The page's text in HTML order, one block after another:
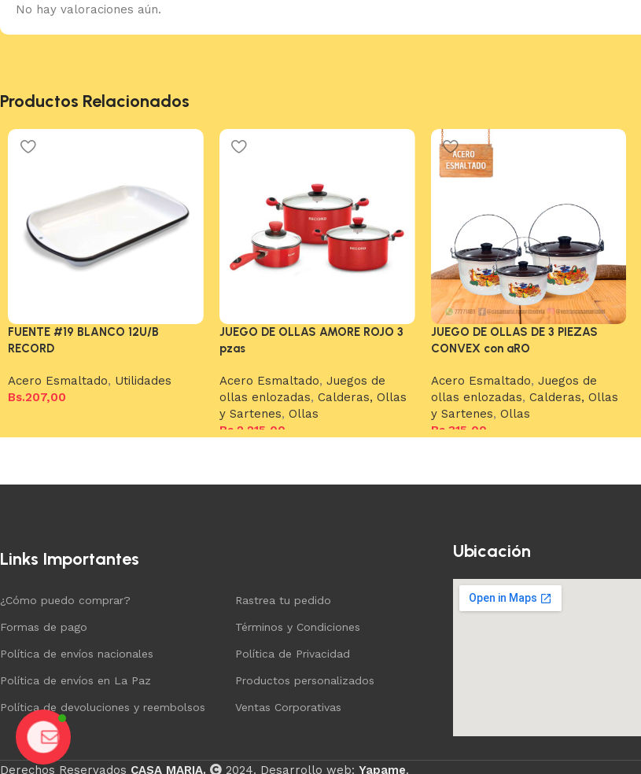
No hay valoraciones aún.
Productos Relacionados
FUENTE #19 BLANCO 12U/B
RECORD
Acero Esmaltado, Utilidades
Bs.207,00
JUEGO DE OLLAS AMORE ROJO 3
pzas
Acero Esmaltado, Juegos de
ollas enlozadas, Calderas, Ollas
y Sartenes, Ollas
Bs. 2.215,00
JUEGO DE OLLAS DE 3 PIEZAS
CONVEX con aRO
Acero Esmaltado, Juegos de
ollas enlozadas, Calderas, Ollas
y Sartenes, Ollas
Bs. 315,00
Links Importantes
¿Cómo puedo comprar?
Formas de pago
Política de envíos nacionales
Política de envíos en La Paz
Política de devoluciones y reembolsos
Rastrea tu pedido
Términos y Condiciones
Política de Privacidad
Productos personalizados
Ventas Corporativas
Ubicación
Derechos Reservados CASA MARIA. 2024. Desarrollo web: Yapame.